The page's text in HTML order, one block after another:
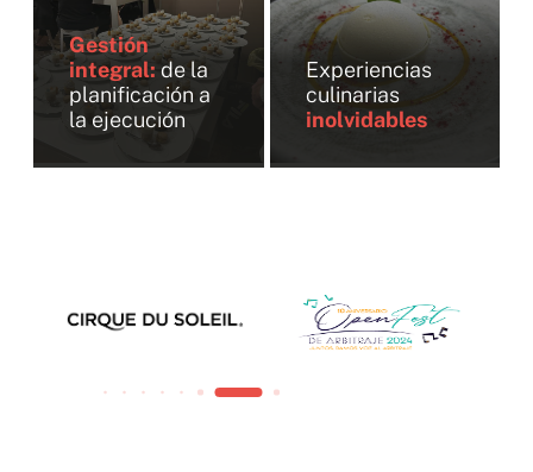
Gestión
integral: de la
planificación a
la ejecución
Experiencias
culinarias
inolvidables